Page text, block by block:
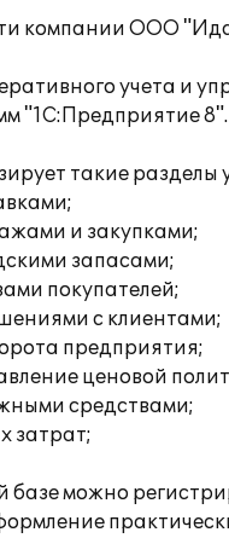
компании ООО
учета и
"1С:Предприятие 8".
такие разделы
и закупками;
запасами;
покупателей;
с клиентами;
предприятия;
ценовой
средствами;
затрат;
можно